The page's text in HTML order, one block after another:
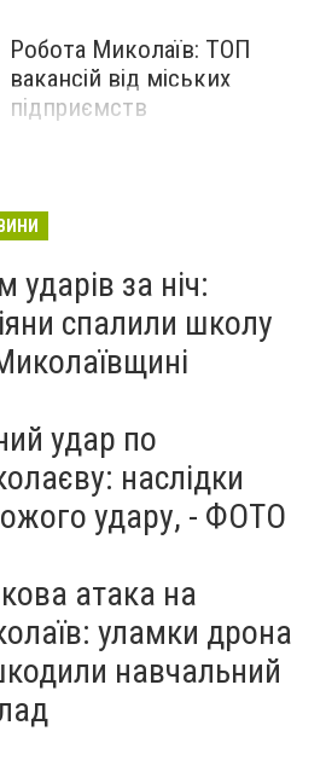
Робота Миколаїв: ТОП
вакансій від міських
підприємств
ударів за ніч:
спалили школу
удар по
наслідки
удару, - ФОТО
атака на
уламки дрона
навчальний